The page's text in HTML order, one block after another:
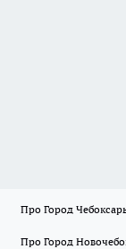
Про Город
Про Город